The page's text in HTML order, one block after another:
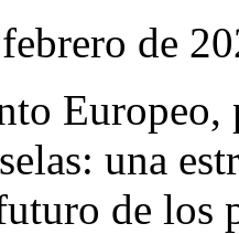
de
una
de los